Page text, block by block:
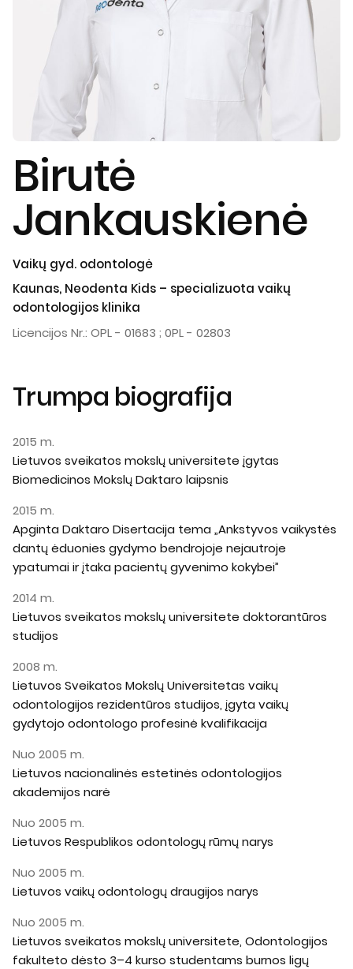
Birutė
Jankauskienė
Vaikų gyd. odontologė
Kaunas, Neodenta Kids – specializuota vaikų
odontologijos klinika
Licencijos Nr.: OPL - 01683 ; 0PL - 02803
Trumpa biografija
2015 m.
Lietuvos sveikatos mokslų universitete įgytas
Biomedicinos Mokslų Daktaro laipsnis
2015 m.
Apginta Daktaro Disertacija tema „Ankstyvos vaikystės
dantų ėduonies gydymo bendrojoje nejautroje
ypatumai ir įtaka pacientų gyvenimo kokybei”
2014 m.
Lietuvos sveikatos mokslų universitete doktorantūros
studijos
2008 m.
Lietuvos Sveikatos Mokslų Universitetas vaikų
odontologijos rezidentūros studijos, įgyta vaikų
gydytojo odontologo profesinė kvalifikacija
Nuo 2005 m.
Lietuvos nacionalinės estetinės odontologijos
akademijos narė
Nuo 2005 m.
Lietuvos Respublikos odontologų rūmų narys
Nuo 2005 m.
Lietuvos vaikų odontologų draugijos narys
Nuo 2005 m.
Lietuvos sveikatos mokslų universitete, Odontologijos
fakulteto dėsto 3–4 kurso studentams burnos ligų